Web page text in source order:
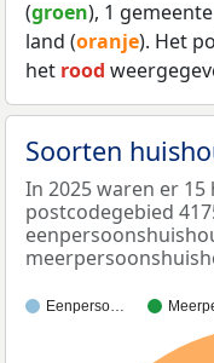
(groen), 1
land (oranje). Het
het rood
Soorten
In 2025 waren er
postcodegebied
Eenperso…